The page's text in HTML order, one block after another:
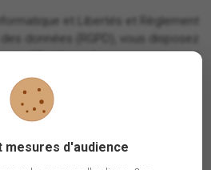
et Libertés et Règlement
données (RGPD), vous disposez
modification, de suppression et
de vos données à caractère
mesures d'audience